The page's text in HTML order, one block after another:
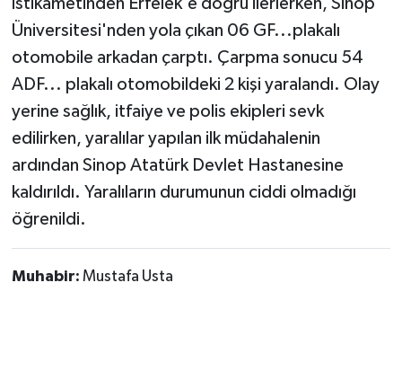
Üniversitesi'nden yola çıkan 06 GF...plakalı
otomobile arkadan çarptı. Çarpma sonucu 54
ADF... plakalı otomobildeki 2 kişi yaralandı. Olay
yerine sağlık, itfaiye ve polis ekipleri sevk
edilirken, yaralılar yapılan ilk müdahalenin
ardından Sinop Atatürk Devlet Hastanesine
kaldırıldı. Yaralıların durumunun ciddi olmadığı
öğrenildi.
Muhabir: Mustafa Usta